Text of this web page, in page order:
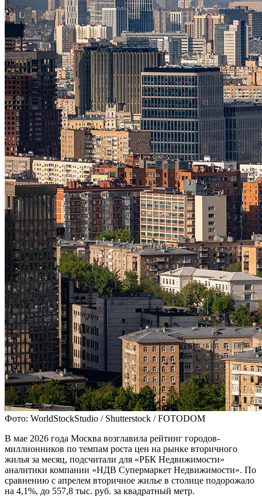
Фото: WorldStockStudio / Shutterstock / FOTODOM
В мае 2026 года Москва возглавила рейтинг городов-
миллионников по темпам роста цен на рынке вторичного
жилья за месяц, подсчитали для «РБК Недвижимости»
аналитики компании «НДВ Супермаркет Недвижимости». По
сравнению с апрелем вторичное жилье в столице подорожало
на 4,1%, до 557,8 тыс. руб. за квадратный метр.